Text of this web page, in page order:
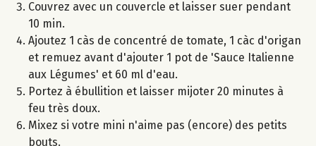
Couvrez avec un couvercle et laisser suer pendant
10 min.
Ajoutez 1 càs de concentré de tomate, 1 càc d'origan
et remuez avant d'ajouter 1 pot de 'Sauce Italienne
aux Légumes' et 60 ml d'eau.
Portez à ébullition et laisser mijoter 20 minutes à
feu très doux.
Mixez si votre mini n'aime pas (encore) des petits
bouts.